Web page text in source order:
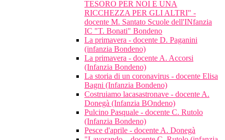
TESORO PER NOI E UNA
RICCHEZZA PER GLI ALTRI" -
docente M. Santato Scuole dell'INfanzia
IC "T. Bonati" Bondeno
La primavera - docente D. Paganini
(infanzia Bondeno)
La primavera - docente A. Accorsi
(Infanzia Bondeno)
La storia di un coronavirus - docente Elisa
Bagni (Infanzia Bondeno)
Costruiamo lacasastronave - docente A.
Donegà (Infanzia BOndeno)
Pulcino Pasquale - docente C. Rutolo
(Infanzia Bondeno)
Pesce d'aprile - docente A. Donegà